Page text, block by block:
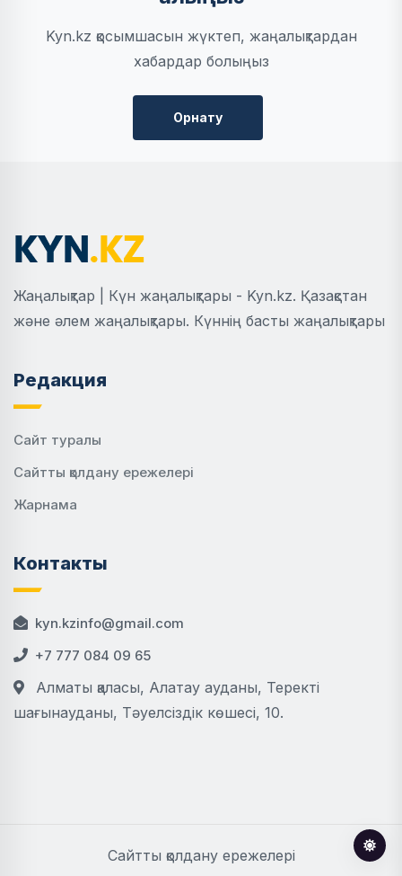
Kyn.kz қосымшасын жүктеп, жаңалықтардан
хабардар болыңыз
Орнату
Жаңалықтар | Күн жаңалықтары - Kyn.kz. Қазақстан
және әлем жаңалықтары. Күннің басты жаңалықтары
Редакция
Сайт туралы
Сайтты қолдану ережелері
Жарнама
Контакты
kyn.kzinfo@gmail.com
+7 777 084 09 65
Алматы қаласы, Алатау ауданы, Теректі
шағынауданы, Тәуелсіздік көшесі, 10.
Сайтты қолдану ережелері